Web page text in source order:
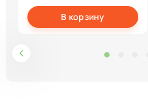
В корзину